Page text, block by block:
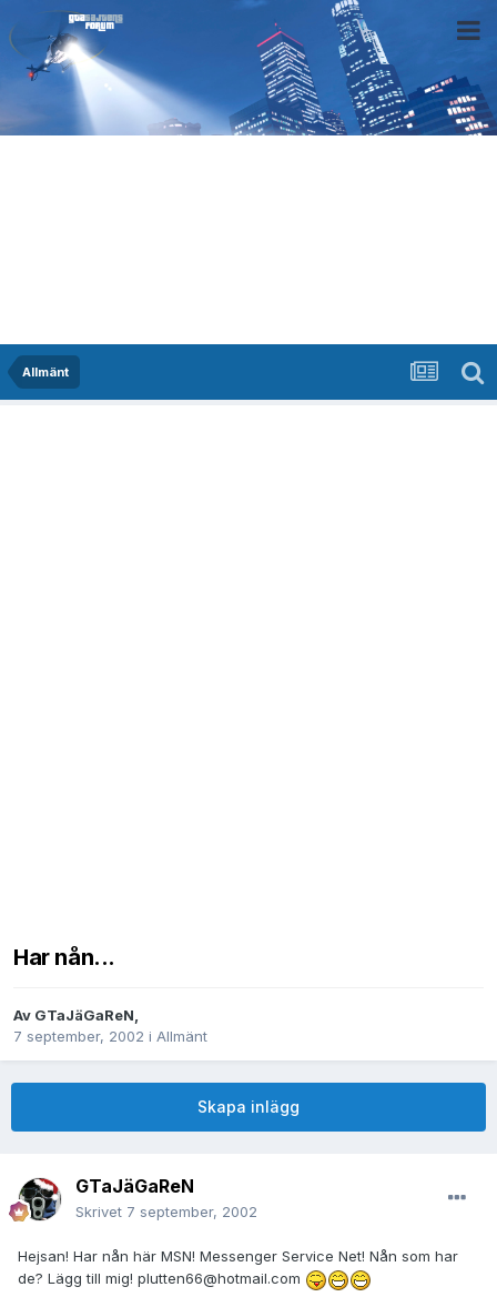
Allmänt
Har nån...
Av GTaJäGaReN,
7 september, 2002 i Allmänt
Skapa inlägg
GTaJäGaReN
Skrivet 7 september, 2002
Hejsan! Har nån här MSN! Messenger Service Net! Nån som har
de? Lägg till mig! plutten66@hotmail.com